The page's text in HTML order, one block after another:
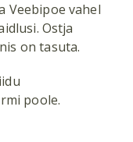
Veebipoe vahel
Ostja
on tasuta.
poole.